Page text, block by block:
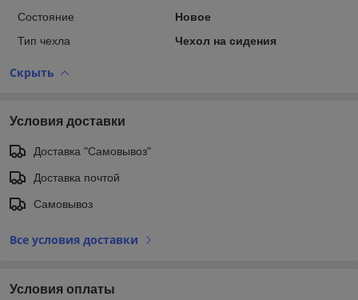
Состояние
Новое
Тип чехла
Чехол на сидения
Скрыть
Условия доставки
Доставка "Самовывоз"
Доставка почтой
Самовывоз
Все условия доставки
Условия оплаты